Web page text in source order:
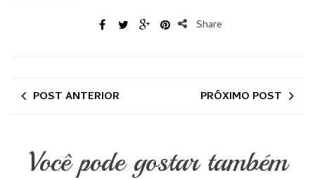
Share
POST ANTERIOR PRÓXIMO POST
Você pode gostar também